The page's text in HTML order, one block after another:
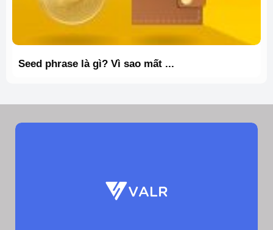
Seed phrase là gì? Vì sao mất ...